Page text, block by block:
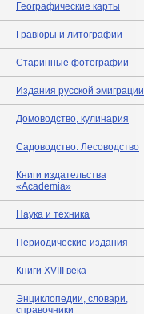
Географические карты
Гравюры и литографии
Старинные фотографии
Издания русской эмиграции
Домоводство, кулинария
Садоводство. Лесоводство
Книги издательства
«Academia»
Наука и техника
Периодические издания
Книги XVIII века
Энциклопедии, словари,
справочники